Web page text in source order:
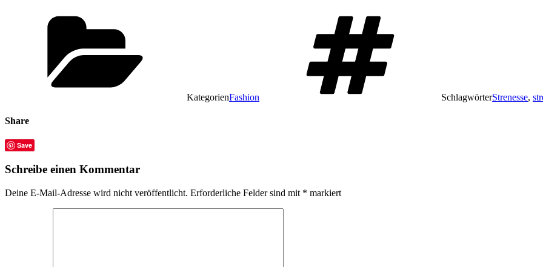
KategorienFashion SchlagwörterStrenesse,
Share
Save
Schreibe einen Kommentar
Deine E-Mail-Adresse wird nicht veröffentlicht. Erforderliche Felder sind mit * markiert